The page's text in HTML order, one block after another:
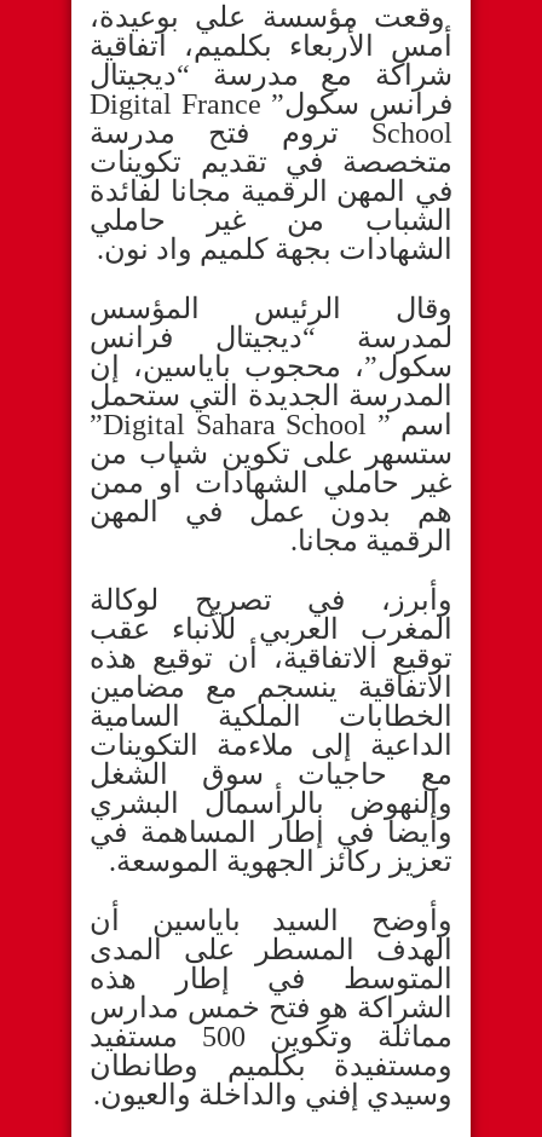
وقعت مؤسسة علي بوعيدة،
أمس الأربعاء بكلميم، اتفاقية
شراكة مع مدرسة “ديجيتال
فرانس سكول” Digital France
School تروم فتح مدرسة
متخصصة في تقديم تكوينات
في المهن الرقمية مجانا لفائدة
الشباب من غير حاملي
الشهادات بجهة كلميم واد نون.
وقال الرئيس المؤسس
لمدرسة “ديجيتال فرانس
سكول”، محجوب باياسين، إن
المدرسة الجديدة التي ستحمل
اسم ” Digital Sahara School”
ستسهر على تكوين شباب من
غير حاملي الشهادات أو ممن
هم بدون عمل في المهن
الرقمية مجانا.
وأبرز، في تصريح لوكالة
المغرب العربي للأنباء عقب
توقيع الاتفاقية، أن توقيع هذه
الاتفاقية ينسجم مع مضامين
الخطابات الملكية السامية
الداعية إلى ملاءمة التكوينات
مع حاجيات سوق الشغل
والنهوض بالرأسمال البشري
وأيضا في إطار المساهمة في
تعزيز ركائز الجهوية الموسعة.
وأوضح السيد باياسين أن
الهدف المسطر على المدى
المتوسط في إطار هذه
الشراكة هو فتح خمس مدارس
مماثلة وتكوين 500 مستفيد
ومستفيدة بكلميم وطانطان
وسيدي إفني والداخلة والعيون.